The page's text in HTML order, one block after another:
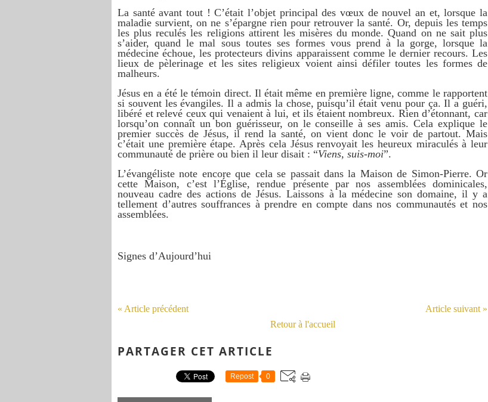
La santé avant tout ! C’était l’objet principal des vœux de nouvel an et, lorsque la
maladie survient, on ne s’épargne rien pour retrouver la santé. Or, depuis les temps
les plus reculés les religions attirent les misères du monde. Quand on ne sait plus
s’aider, quand le mal sous toutes ses formes vous prend à la gorge, lorsque la
médecine échoue, les protecteurs divins apparaissent comme le dernier recours. Les
lieux de pèlerinage et les sites religieux voient ainsi défiler toutes les formes de
malheurs.
Jésus en a été le témoin direct. Il était même en première ligne, comme le rapportent
si souvent les évangiles. Il a admis la chose, puisqu’il était venu pour ça. Il a guéri,
libéré et relevé ceux qui venaient à lui, et ils étaient nombreux. Rien d’étonnant, car
lorsqu’on connaît un bon guérisseur, on le conseille à ses amis. Cela explique le
premier succès de Jésus, il rend la santé, on vient donc le voir de partout. Mais
c’était une première étape. Après cela Jésus renvoyait les heureux miraculés à leur
communauté de prière ou bien il leur disait : “Viens, suis-moi”.
L’évangéliste note encore que cela se passait dans la Maison de Simon-Pierre. Or
cette Maison, c’est l’Église, rendue présente par nos assemblées dominicales,
nouveau cadre des actions de Jésus. Laissons à la médecine son domaine, il y a
tellement d’autres souffrances à prendre en compte dans nos communautés et nos
assemblées.
Signes d’Aujourd’hui
« Article précédent
Article suivant »
Retour à l'accueil
PARTAGER CET ARTICLE
Repost 0